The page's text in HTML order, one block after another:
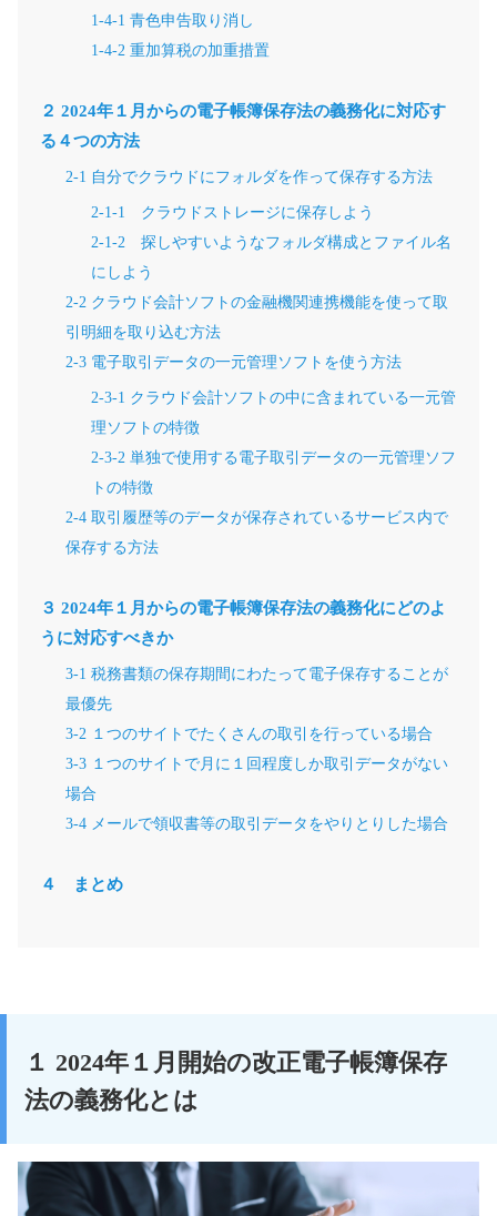
1-4-1 青色申告取り消し
1-4-2 重加算税の加重措置
２ 2024年１月からの電子帳簿保存法の義務化に対応す
る４つの方法
2-1 自分でクラウドにフォルダを作って保存する方法
2-1-1 クラウドストレージに保存しよう
2-1-2 探しやすいようなフォルダ構成とファイル名
にしよう
2-2 クラウド会計ソフトの金融機関連携機能を使って取
引明細を取り込む方法
2-3 電子取引データの一元管理ソフトを使う方法
2-3-1 クラウド会計ソフトの中に含まれている一元管
理ソフトの特徴
2-3-2 単独で使用する電子取引データの一元管理ソフ
トの特徴
2-4 取引履歴等のデータが保存されているサービス内で
保存する方法
３ 2024年１月からの電子帳簿保存法の義務化にどのよ
うに対応すべきか
3-1 税務書類の保存期間にわたって電子保存することが
最優先
3-2 １つのサイトでたくさんの取引を行っている場合
3-3 １つのサイトで月に１回程度しか取引データがない
場合
3-4 メールで領収書等の取引データをやりとりした場合
４ まとめ
１ 2024年１月開始の改正電子帳簿保存
法の義務化とは